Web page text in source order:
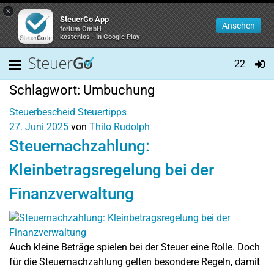
×
SteuerGo App
forium GmbH
kostenlos - In Google Play
Ansehen
22
Schlagwort: Umbuchung
Steuerbescheid Steuertipps
27. Juni 2025 von Thilo Rudolph
Steuernachzahlung:
Kleinbetragsregelung bei der
Finanzverwaltung
Auch kleine Beträge spielen bei der Steuer eine Rolle. Doch
für die Steuernachzahlung gelten besondere Regeln, damit